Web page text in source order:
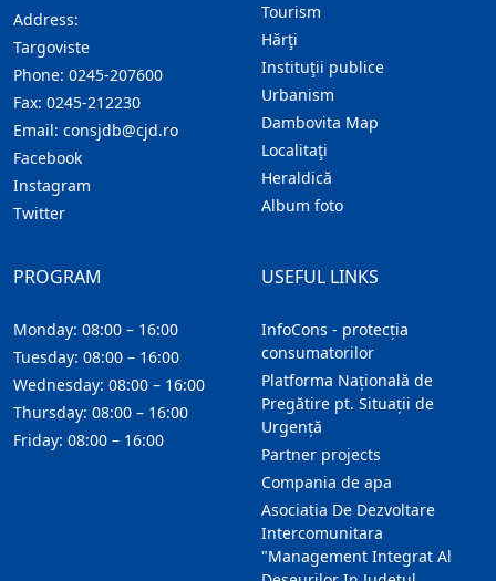
Address:
Targoviste
Phone: 0245-207600
Fax: 0245-212230
Email: consjdb@cjd.ro
Facebook
Instagram
Twitter
Tourism
Hărţi
Instituţii publice
Urbanism
Dambovita Map
Localitaţi
Heraldică
Album foto
USEFUL LINKS
InfoCons - protecția
consumatorilor
Platforma Națională de
Pregătire pt. Situații de
Urgență
Partner projects
Compania de apa
Asociatia De Dezvoltare
Intercomunitara
"Management Integrat Al
PROGRAM
Monday: 08:00 – 16:00
Tuesday: 08:00 – 16:00
Wednesday: 08:00 – 16:00
Thursday: 08:00 – 16:00
Friday: 08:00 – 16:00